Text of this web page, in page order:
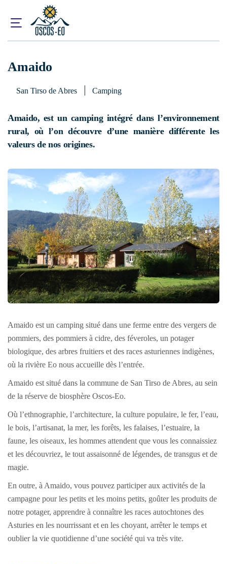
Que visiter ?
Amaido
San Tirso de Abres Camping
Amaido, est un camping intégré dans l’environnement
rural, où l’on découvre d’une manière différente les
valeurs de nos origines.
Amaido est un camping situé dans une ferme entre des vergers de
pommiers, des pommiers à cidre, des féveroles, un potager
biologique, des arbres fruitiers et des races asturiennes indigènes,
où la rivière Eo nous accueille dès l’entrée.
Amaido est situé dans la commune de San Tirso de Abres, au sein
de la réserve de biosphère Oscos-Eo.
Où l’ethnographie, l’architecture, la culture populaire, le fer, l’eau,
le bois, l’artisanat, la mer, les forêts, les falaises, l’estuaire, la
faune, les oiseaux, les hommes attendent que vous les connaissiez
et les découvriez, le tout assaisonné de légendes, de transgus et de
magie.
En outre, à Amaido, vous pouvez participer aux activités de la
campagne pour les petits et les moins petits, goûter les produits de
notre potager, apprendre à connaître les races autochtones des
Asturies en les nourrissant et en les choyant, arrêter le temps et
oublier la vie quotidienne d’une société qui va très vite.